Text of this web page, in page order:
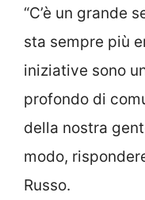
“C’è un grande
sta sempre più
iniziative sono
profondo di
della nostra
modo,
Russo.